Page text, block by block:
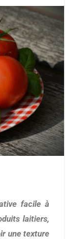
laitiers,
une texture